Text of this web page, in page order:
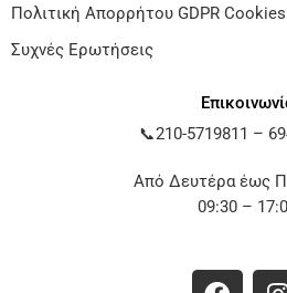
Πολιτική Απορρήτου GDPR Cookies
Συχνές Ερωτήσεις
📞210-5719811 –
Από Δευτέρα έως
09:30 –